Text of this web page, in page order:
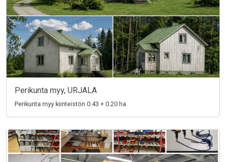
Perikunta myy, URJALA
Perikunta myy kiinteistön 0.43 + 0.20 ha